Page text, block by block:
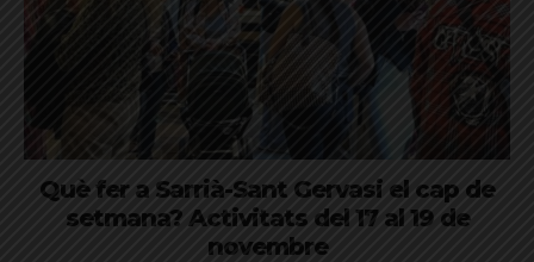
Què fer a Sarrià-Sant Gervasi el cap de
setmana? Activitats del 17 al 19 de
novembre